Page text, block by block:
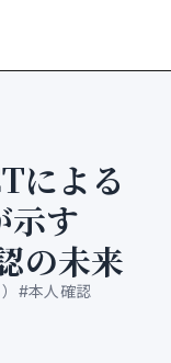
による
す
の未来
#本人確認